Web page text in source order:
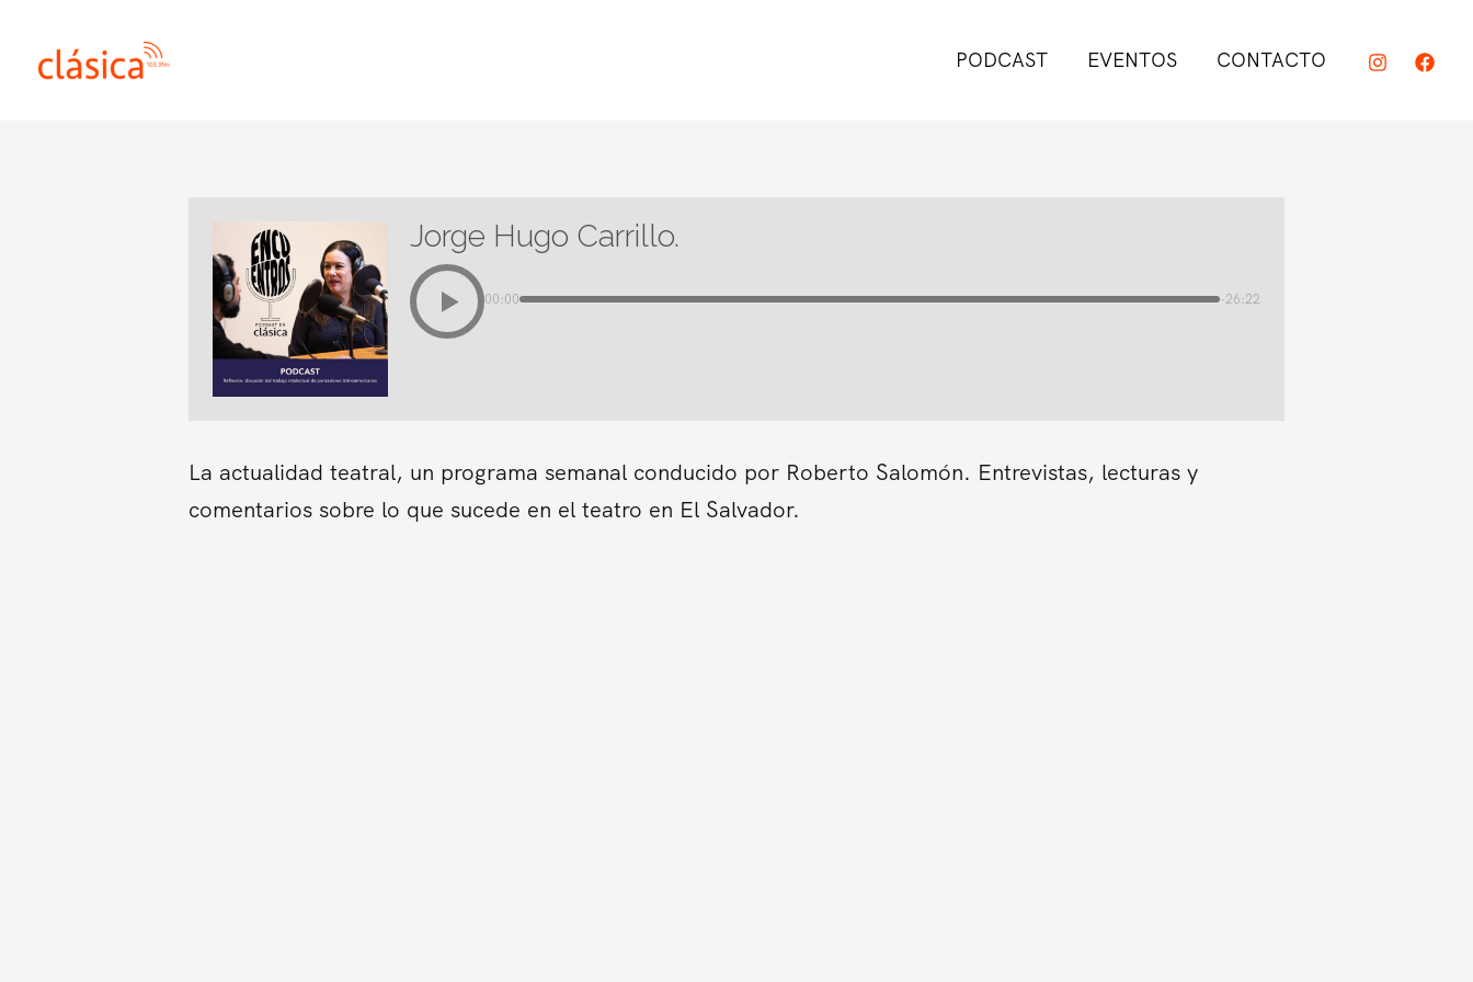
contenido
PODCAST EVENTOS CONTACTO
Jorge Hugo Carrillo.
00:00 -26:22
La actualidad teatral, un programa semanal conducido por Roberto Salomón. Entrevistas, lecturas y
comentarios sobre lo que sucede en el teatro en El Salvador.